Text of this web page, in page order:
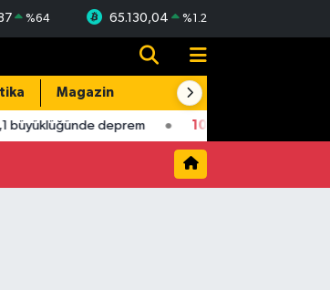
%64 65.130,04 %1.2
Magazin Resmi İlanlar
büyüklüğünde deprem 10:56